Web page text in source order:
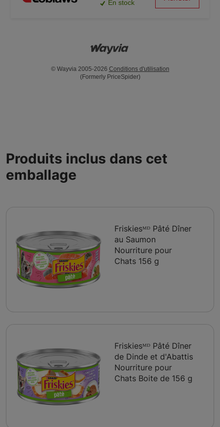
En stock
© Wayvia 2005-2026 Conditions d'utilisation
(Formerly PriceSpider)
Produits inclus dans cet
emballage
Friskiesᴹᴰ Pâté Dîner
au Saumon
Nourriture pour
Chats 156 g
Friskiesᴹᴰ Pâté Dîner
de Dinde et d'Abattis
Nourriture pour
Chats Boite de 156 g